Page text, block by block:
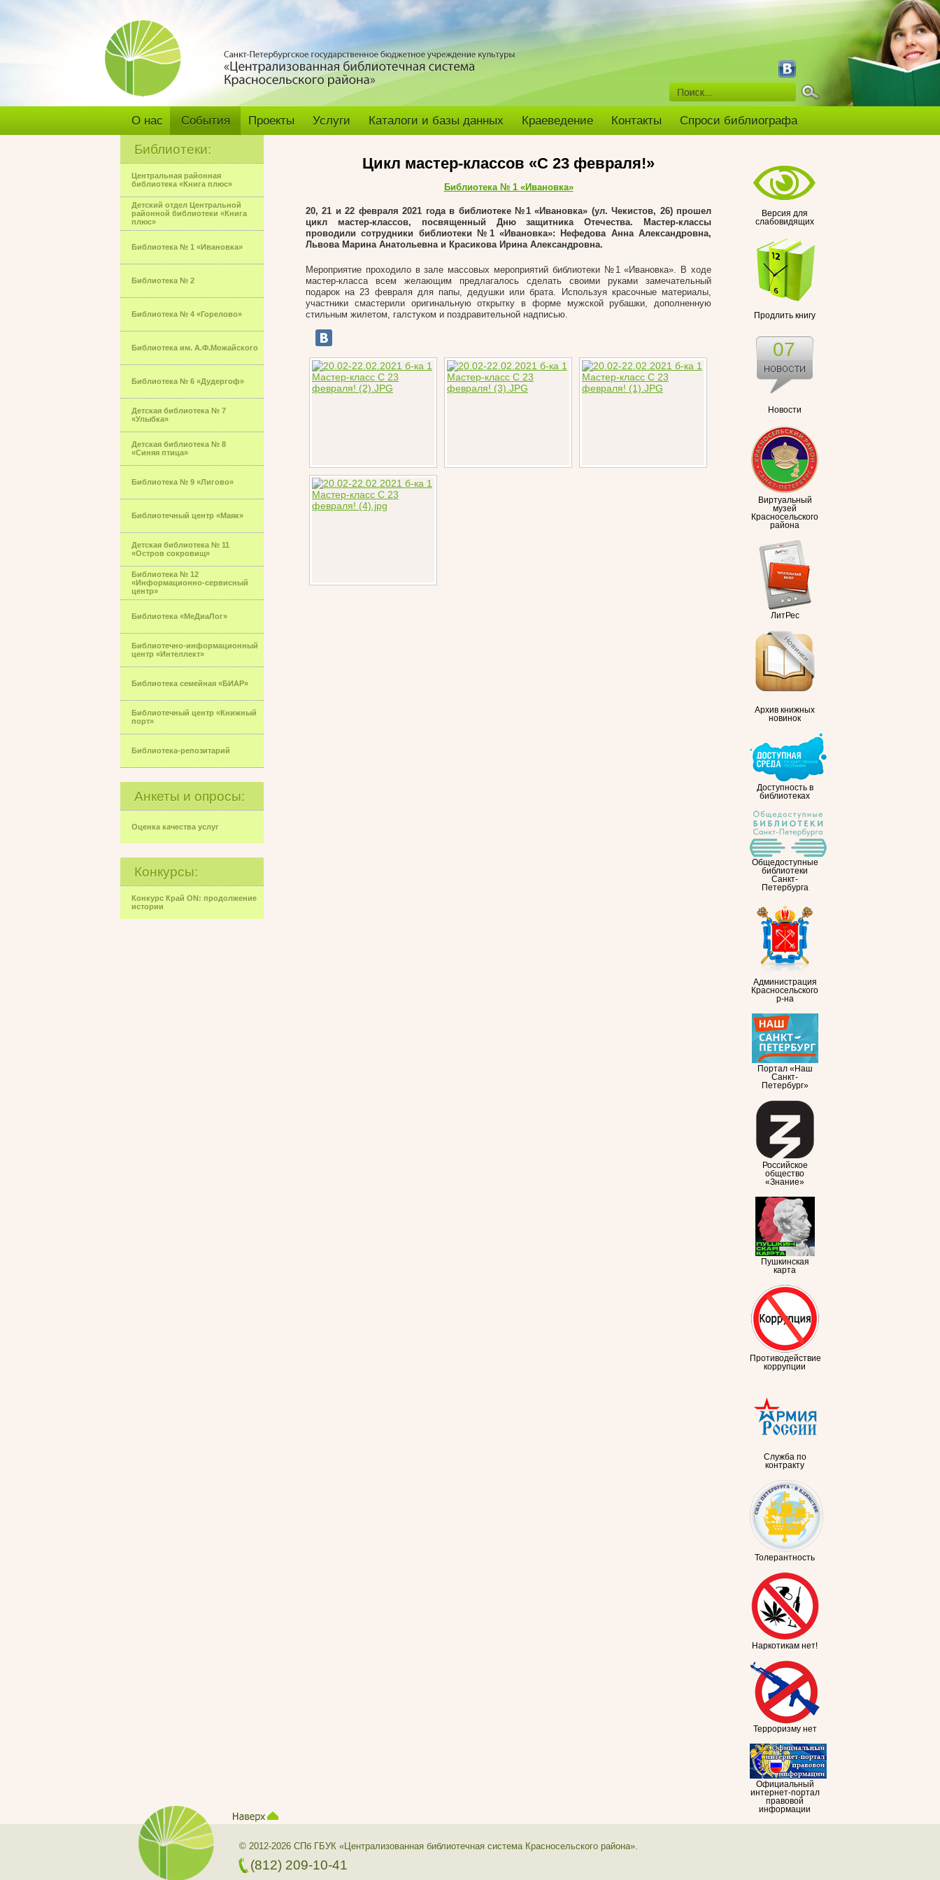
О нас События Проекты Услуги Каталоги и базы данных Краеведение Контакты Спроси библиографа
Библиотеки:
Центральная районная
библиотека «Книга плюс»
Детский отдел Центральной
районной библиотеки «Книга
плюс»
Библиотека № 1 «Ивановка»
Библиотека № 2
Библиотека № 4 «Горелово»
Библиотека им. А.Ф.Можайского
Библиотека № 6 «Дудергоф»
Детская библиотека № 7
«Улыбка»
Детская библиотека № 8
«Синяя птица»
Библиотека № 9 «Лигово»
Библиотечный центр «Маяк»
Детская библиотека № 11
«Остров сокровищ»
Библиотека № 12
«Информационно-сервисный
центр»
Библиотека «МеДиаЛог»
Библиотечно-информационный
центр «Интеллект»
Библиотека семейная «БИАР»
Библиотечный центр «Книжный
порт»
Библиотека-репозитарий
Анкеты и опросы:
Оценка качества услуг
Конкурсы:
Конкурс Край ON: продолжение
истории
Версия для
слабовидящих
Продлить книгу
Новости
07
Виртуальный
музей
Красносельского
района
ЛитРес
Архив книжных
новинок
Доступность в
библиотеках
Общедоступные
библиотеки
Санкт-
Петербурга
Администрация
Красносельского
р-на
Портал «Наш
Санкт-
Петербург»
Российское
общество
«Знание»
Пушкинская
карта
Противодействие
коррупции
Служба по
контракту
Толерантность
Наркотикам нет!
Терроризму нет
Официальный
интернет-портал
правовой
информации
Цикл мастер-классов «С 23 февраля!»
Библиотека № 1 «Ивановка»
20, 21 и 22 февраля 2021 года в библиотеке №1 «Ивановка» (ул. Чекистов, 26) прошел
цикл мастер-классов, посвященный Дню защитника Отечества. Мастер-классы
проводили сотрудники библиотеки №1 «Ивановка»: Нефедова Анна Александровна,
Львова Марина Анатольевна и Красикова Ирина Александровна.
Мероприятие проходило в зале массовых мероприятий библиотеки №1 «Ивановка». В ходе
мастер-класса всем желающим предлагалось сделать своими руками замечательный
подарок на 23 февраля для папы, дедушки или брата. Используя красочные материалы,
участники смастерили оригинальную открытку в форме мужской рубашки, дополненную
стильным жилетом, галстуком и поздравительной надписью.
© 2012-2026 СПб ГБУК «Централизованная библиотечная система Красносельского района».
(812) 209-10-41